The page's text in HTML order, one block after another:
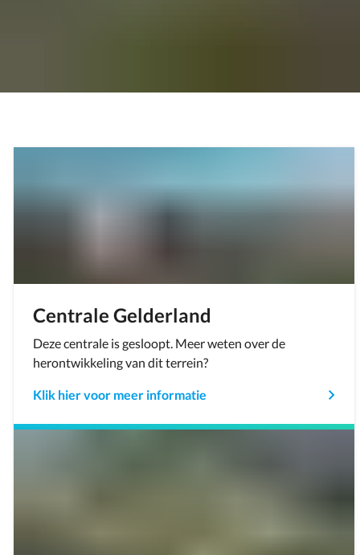
Centrale Gelderland
Deze centrale is gesloopt. Meer weten over de
herontwikkeling van dit terrein?
Klik hier voor meer informatie